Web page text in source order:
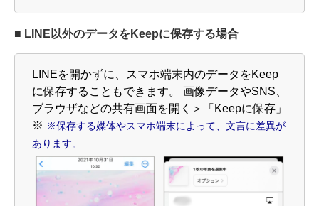
■ LINE以外のデータをKeepに保存する場合
LINEを開かずに、スマホ端末内のデータをKeep
に保存することもできます。
画像データやSNS、
ブラウザなどの共有画面を開く＞「Keepに保存」
※ ※保存する媒体やスマホ端末によって、文言に差異が
あります。